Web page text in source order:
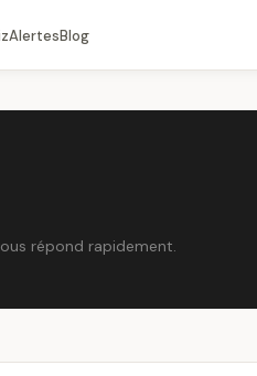
AlertesBlog
répond rapidement.